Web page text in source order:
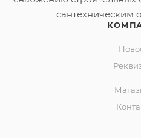
сантехническим